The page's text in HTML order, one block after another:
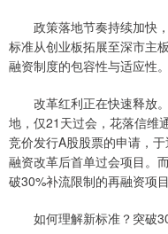
政策落地节奏持续加快，
标准从创业板拓展至深市主
融资制度的包容性与适应性。
改革红利正在快速释放。
地，仅21天过会，花落信维
竞价发行A股股票的申请，
融资改革后首单过会项目。
破30%补流限制的再融资项目
如何理解新标准？突破